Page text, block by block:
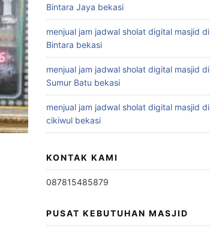
Bintara Jaya bekasi
menjual jam jadwal sholat digital masjid di
Bintara bekasi
menjual jam jadwal sholat digital masjid di
Sumur Batu bekasi
menjual jam jadwal sholat digital masjid di
cikiwul bekasi
KONTAK KAMI
087815485879
PUSAT KEBUTUHAN MASJID